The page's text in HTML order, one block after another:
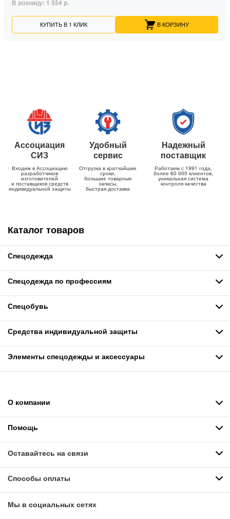
В розницу: 1 554 р.
КУПИТЬ В 1 КЛИК В КОРЗИНУ
Ассоциация
СИЗ
Входим в Ассоциацию
разработчиков
изготовителей
и поставщиков средств
индивидуальной защиты
Удобный
сервис
Отгрузка в кратчайшие
сроки,
большие товарные
запасы,
быстрая доставка
Надежный
поставщик
Работаем с 1991 года,
более 60 000 клиентов,
уникальная система
контроля качества
Каталог товаров
Спецодежда
Спецодежда по профессиям
Спецобувь
Средства индивидуальной защиты
Элементы спецодежды и аксессуары
О компании
Помощь
Оставайтесь на связи
Способы оплаты
Мы в социальных сетях